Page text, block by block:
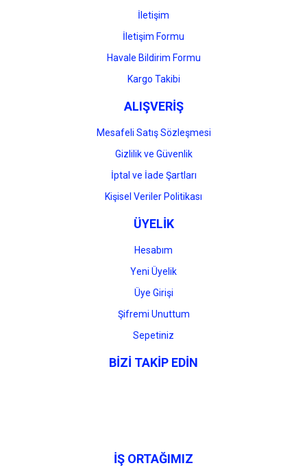
Gönder
İletişim
İletişim Formu
Havale Bildirim Formu
Kargo Takibi
ALIŞVERİŞ
Mesafeli Satış Sözleşmesi
Gizlilik ve Güvenlik
İptal ve İade Şartları
Kişisel Veriler Politikası
ÜYELİK
Hesabım
Yeni Üyelik
Üye Girişi
Şifremi Unuttum
Sepetiniz
BİZİ TAKİP EDİN
İŞ ORTAĞIMIZ